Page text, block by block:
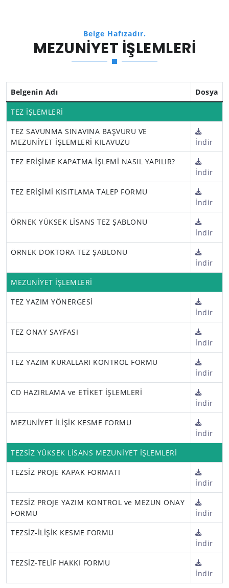
Belge Hafızadır.
MEZUNİYET İŞLEMLERİ
Belgenin Adı Dosya
TEZ İŞLEMLERİ
TEZ SAVUNMA SINAVINA BAŞVURU VE
MEZUNİYET İŞLEMLERİ KILAVUZU
İndir
TEZ ERİŞİME KAPATMA İŞLEMİ NASIL YAPILIR?
İndir
TEZ ERİŞİMİ KISITLAMA TALEP FORMU
İndir
ÖRNEK YÜKSEK LİSANS TEZ ŞABLONU
İndir
ÖRNEK DOKTORA TEZ ŞABLONU
İndir
MEZUNİYET İŞLEMLERİ
TEZ YAZIM YÖNERGESİ
İndir
TEZ ONAY SAYFASI
İndir
TEZ YAZIM KURALLARI KONTROL FORMU
İndir
CD HAZIRLAMA ve ETİKET İŞLEMLERİ
İndir
MEZUNİYET İLİŞİK KESME FORMU
İndir
TEZSİZ YÜKSEK LİSANS MEZUNİYET İŞLEMLERİ
TEZSİZ PROJE KAPAK FORMATI
İndir
TEZSİZ PROJE YAZIM KONTROL ve MEZUN ONAY
FORMU
İndir
TEZSİZ-İLİŞİK KESME FORMU
İndir
TEZSİZ-TELİF HAKKI FORMU
İndir